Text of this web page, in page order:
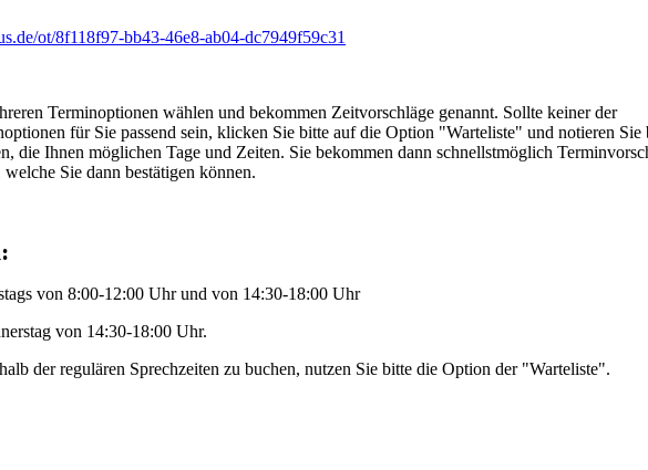
ot/8f118f97-bb43-46e8-ab04-dc7949f59c31
Terminoptionen wählen und bekommen Zeitvorschläge genannt. Sollte keiner der
für Sie passend sein, klicken Sie bitte auf die Option "Warteliste" und notieren Sie
die Ihnen möglichen Tage und Zeiten. Sie bekommen dann schnellstmöglich
Sie dann bestätigen können.
von 8:00-12:00 Uhr und von 14:30-18:00 Uhr
von 14:30-18:00 Uhr.
der regulären Sprechzeiten zu buchen, nutzen Sie bitte die Option der "Warteliste".